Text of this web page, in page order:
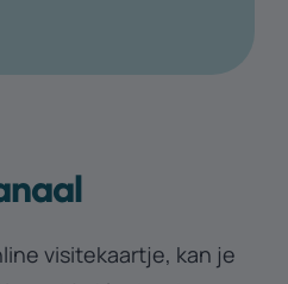
visitekaartje, kan je